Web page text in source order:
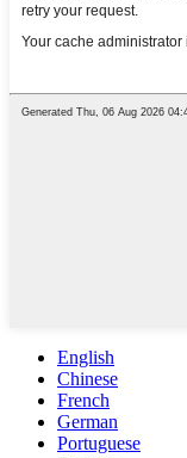
English
Chinese
French
German
Portuguese